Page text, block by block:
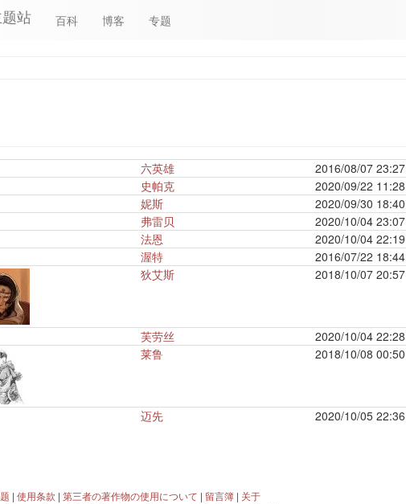
站 百科 博客 专题
六英雄
2016/08/07 23:27
史帕克
2020/09/22 11:28
妮斯
2020/09/30 18:40
弗雷贝
2020/10/04 23:07
法恩
2020/10/04 22:19
渥特
2016/07/22 18:44
狄艾斯
2018/10/07 20:57
芙劳丝
2020/10/04 22:28
莱鲁
2018/10/08 00:50
迈先 2020/10/05 22:36
| 使用条款 | 第三者の著作物の使用について | 留言簿 | 关于